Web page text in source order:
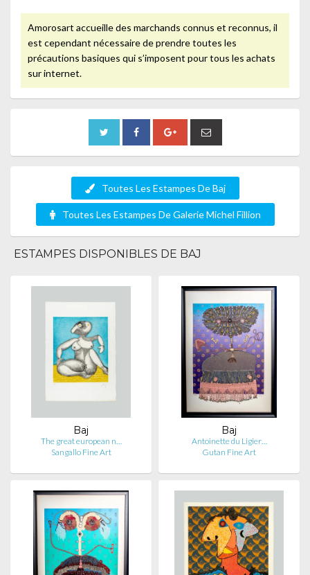
Amorosart accueille des marchands connus et reconnus, il
est cependant nécessaire de prendre toutes les
précautions basiques qui s’imposent pour tous les achats
sur internet.
Toutes Les Estampes De Baj
Toutes Les Estampes De Galerie Michel Fillion
ESTAMPES DISPONIBLES DE BAJ
Baj
The great european n…
Sangallo Fine Art
Baj
Antoinette du Ligier…
Gutan Fine Art